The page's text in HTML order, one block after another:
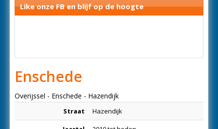
Like onze FB en blijf op de hoogte
Enschede
Overijssel - Enschede - Hazendijk
Straat Hazendijk